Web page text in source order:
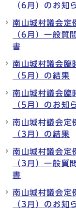
（6月）のお知
南山城村議会定
（6月）一般質
書
南山城村議会臨
（5月）の結果
南山城村議会臨
（5月）のお知
南山城村議会定
（3月）の結果
南山城村議会定
（3月）一般質
書
南山城村議会定
（3月）のお知